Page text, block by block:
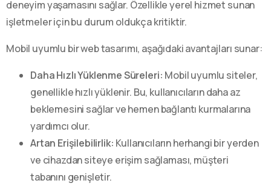
deneyim yaşamasını sağlar. Özellikle yerel hizmet sunan
işletmeler için bu durum oldukça kritiktir.
Mobil uyumlu bir web tasarımı, aşağıdaki avantajları sunar:
Daha Hızlı Yüklenme Süreleri: Mobil uyumlu siteler,
genellikle hızlı yüklenir. Bu, kullanıcıların daha az
beklemesini sağlar ve hemen bağlantı kurmalarına
yardımcı olur.
Artan Erişilebilirlik: Kullanıcıların herhangi bir yerden
ve cihazdan siteye erişim sağlaması, müşteri
tabanını genişletir.